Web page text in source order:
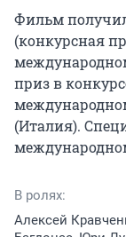
Фильм
(конкурсная
приз в
(Италия).
В ролях:
Алексей